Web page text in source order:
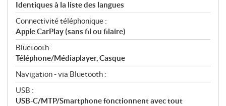
Identiques à la liste des langues
Connectivité téléphonique :
Apple CarPlay (sans fil ou filaire)
Bluetooth :
Téléphone/Médiaplayer, Casque
Navigation - via Bluetooth :
USB :
USB-C/MTP/Smartphone fonctionnent avec tout